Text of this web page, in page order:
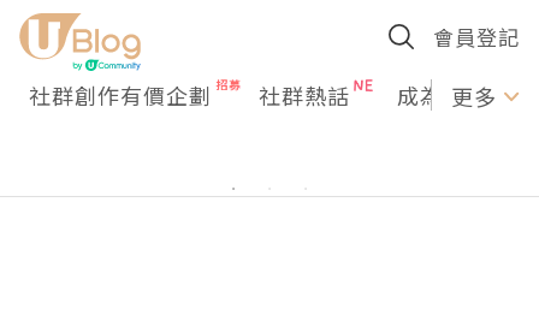
會員登記
社群創作有價企劃 社群熱話 成為U更多